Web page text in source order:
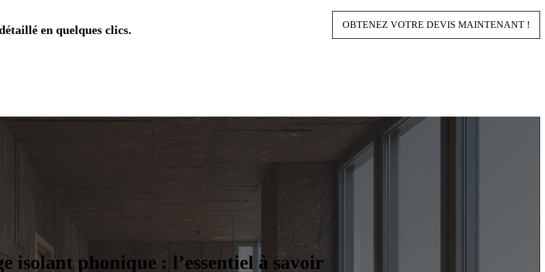
en quelques clics. OBTENEZ VOTRE DEVIS MAINTENANT !
isolant phonique : l’essentiel à savoir